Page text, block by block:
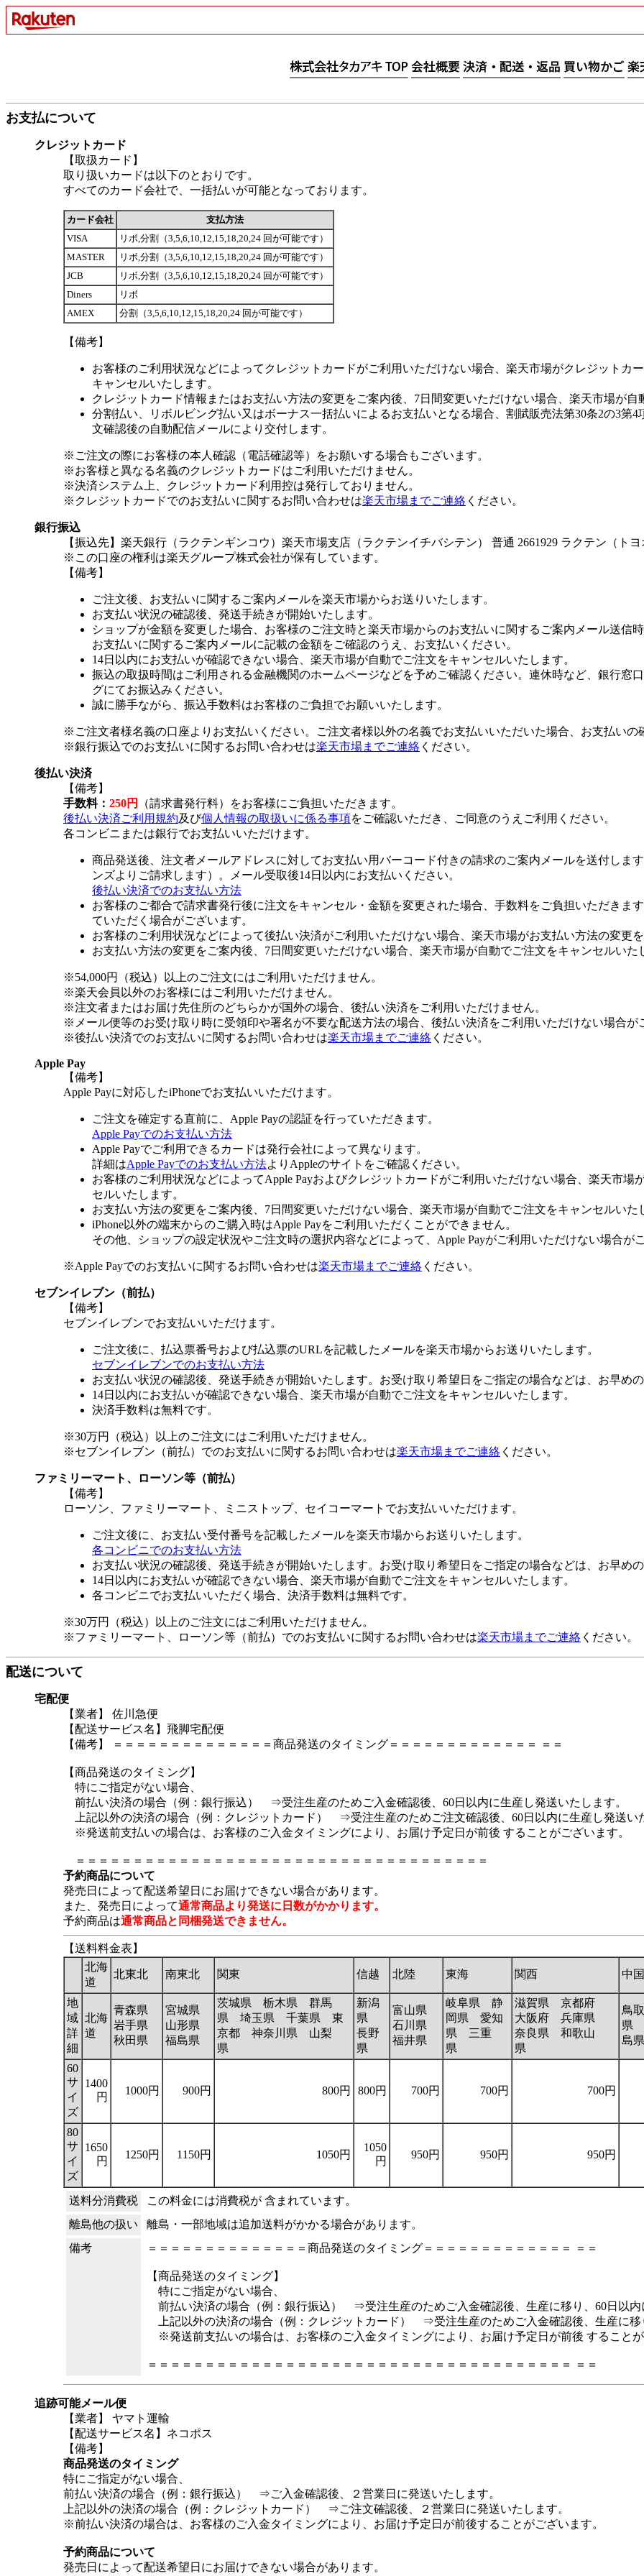
お支払について
クレジットカード
【取扱カード】
取り扱いカードは以下のとおりです。
すべてのカード会社で、一括払いが可能となっております。
カード会社
支払方法
VISA
リボ,分割（3,5,6,10,12,15,18,20,24 回が可能です）
MASTER
リボ,分割（3,5,6,10,12,15,18,20,24 回が可能です）
JCB
リボ,分割（3,5,6,10,12,15,18,20,24 回が可能です）
Diners
リボ
AMEX
分割（3,5,6,10,12,15,18,20,24 回が可能です）
【備考】
お客様のご利用状況などによってクレジットカードがご利用いただけない場合、楽天市場がクレジットカ
キャンセルいたします。
クレジットカード情報またはお支払い方法の変更をご案内後、7日間変更いただけない場合、楽天市場が自
分割払い、リボルビング払い又はボーナス一括払いによるお支払いとなる場合、割賦販売法第30条2の3第
文確認後の自動配信メールにより交付します。
※ご注文の際にお客様の本人確認（電話確認等）をお願いする場合もございます。
※お客様と異なる名義のクレジットカードはご利用いただけません。
※決済システム上、クレジットカード利用控は発行しておりません。
※クレジットカードでのお支払いに関するお問い合わせは楽天市場までご連絡 ください。
銀行振込
【振込先】楽天銀行（ラクテンギンコウ）楽天市場支店（ラクテンイチバシテン） 普通 2661929 ラクテン（ト
※この口座の権利は楽天グループ株式会社が保有しています。
【備考】
ご注文後、お支払いに関するご案内メールを楽天市場からお送りいたします。
お支払い状況の確認後、発送手続きが開始いたします。
ショップが金額を変更した場合、お客様のご注文時と楽天市場からのお支払いに関するご案内メール送信時
お支払いに関するご案内メールに記載の金額をご確認のうえ、お支払いください。
14日以内にお支払いが確認できない場合、楽天市場が自動でご注文をキャンセルいたします。
振込の取扱時間はご利用される金融機関のホームページなどを予めご確認ください。連休時など、銀行窓
グにてお振込みください。
誠に勝手ながら、振込手数料はお客様のご負担でお願いいたします。
※ご注文者様名義の口座よりお支払いください。ご注文者様以外の名義でお支払いいただいた場合、お支払いの
※銀行振込でのお支払いに関するお問い合わせは楽天市場までご連絡 ください。
後払い決済
【備考】
手数料： 250円
（請求書発行料）をお客様にご負担いただきます。
後払い決済ご利用規約及び個人情報の取扱いに係る事項をご確認いただき、ご同意のうえご利用ください。
各コンビニまたは銀行でお支払いいただけます。
商品発送後、注文者メールアドレスに対してお支払い用バーコード付きの請求のご案内メールを送付しま
ンズよりご請求します）。メール受取後14日以内にお支払いください。
後払い決済でのお支払い方法
お客様のご都合で請求書発行後に注文をキャンセル・金額を変更された場合、手数料をご負担いただきま
ていただく場合がございます。
お客様のご利用状況などによって後払い決済がご利用いただけない場合、楽天市場がお支払い方法の変更を
お支払い方法の変更をご案内後、7日間変更いただけない場合、楽天市場が自動でご注文をキャンセルいた
※54,000円（税込）以上のご注文にはご利用いただけません。
※楽天会員以外のお客様にはご利用いただけません。
※注文者またはお届け先住所のどちらかが国外の場合、後払い決済をご利用いただけません。
※メール便等のお受け取り時に受領印や署名が不要な配送方法の場合、後払い決済をご利用いただけない場合が
※後払い決済でのお支払いに関するお問い合わせは楽天市場までご連絡 ください。
Apple Pay
【備考】
Apple Payに対応したiPhoneでお支払いいただけます。
ご注文を確定する直前に、Apple Payの認証を行っていただきます。
Apple Payでのお支払い方法
Apple Payでご利用できるカードは発行会社によって異なります。
詳細はApple Payでのお支払い方法よりAppleのサイトをご確認ください。
お客様のご利用状況などによってApple Payおよびクレジットカードがご利用いただけない場合、楽天市
セルいたします。
お支払い方法の変更をご案内後、7日間変更いただけない場合、楽天市場が自動でご注文をキャンセルいた
iPhone以外の端末からのご購入時はApple Payをご利用いただくことができません。
その他、ショップの設定状況やご注文時の選択内容などによって、Apple Payがご利用いただけない場合が
※Apple Payでのお支払いに関するお問い合わせは楽天市場までご連絡 ください。
セブンイレブン（前払）
【備考】
セブンイレブンでお支払いいただけます。
ご注文後に、払込票番号および払込票のURLを記載したメールを楽天市場からお送りいたします。
セブンイレブンでのお支払い方法
お支払い状況の確認後、発送手続きが開始いたします。お受け取り希望日をご指定の場合などは、お早め
14日以内にお支払いが確認できない場合、楽天市場が自動でご注文をキャンセルいたします。
決済手数料は無料です。
※30万円（税込）以上のご注文にはご利用いただけません。
※セブンイレブン（前払）でのお支払いに関するお問い合わせは楽天市場までご連絡 ください。
ファミリーマート、ローソン等（前払）
【備考】
ローソン、ファミリーマート、ミニストップ、セイコーマートでお支払いいただけます。
ご注文後に、お支払い受付番号を記載したメールを楽天市場からお送りいたします。
各コンビニでのお支払い方法
お支払い状況の確認後、発送手続きが開始いたします。お受け取り希望日をご指定の場合などは、お早め
14日以内にお支払いが確認できない場合、楽天市場が自動でご注文をキャンセルいたします。
各コンビニでお支払いいただく場合、決済手数料は無料です。
※30万円（税込）以上のご注文にはご利用いただけません。
※ファミリーマート、ローソン等（前払）でのお支払いに関するお問い合わせは楽天市場までご連絡 ください。
配送について
宅配便
【業者】 佐川急便
【配送サービス名】飛脚宅配便
【備考】
＝＝＝＝＝＝＝＝＝＝＝＝＝＝商品発送のタイミング＝＝＝＝＝＝＝＝＝＝＝＝＝ ＝＝
【商品発送のタイミング】
特にご指定がない場合、
前払い決済の場合（例：銀行振込） ⇒受注生産のためご入金確認後、60日以内に生産し発送いたします。
上記以外の決済の場合（例：クレジットカード） ⇒受注生産のためご注文確認後、60日以内に生産し発送い
※発送前支払いの場合は、お客様のご入金タイミングにより、お届け予定日が前後 することがございます。
＝＝＝＝＝＝＝＝＝＝＝＝＝＝＝＝＝＝＝＝＝＝＝＝＝＝＝＝＝＝＝＝＝＝＝＝
予約商品について
発売日によって配送希望日にお届けできない場合があります。
また、発売日によって通常商品より発送に日数がかかります。
予約商品は通常商品と同梱発送できません。
【送料料金表】
北海
道
北東北 南東北 関東 信越 北陸 東海 関西 中国
地
域
詳
細
北海
道
青森県
岩手県
秋田県
宮城県
山形県
福島県
茨城県 栃木県 群馬
県 埼玉県 千葉県 東
京都 神奈川県 山梨
県
新潟
県
長野
県
富山県
石川県
福井県
岐阜県 静
岡県 愛知
県 三重
県
滋賀県 京都府
大阪府 兵庫県
奈良県 和歌山
県
鳥
県
島
60
サ
イ
ズ
1400
円
1000円 900円 800円 800円 700円 700円 700円
80
サ
イ
ズ
1650
円
1250円 1150円 1050円
1050
円
950円 950円 950円
送料分消費税
この料金には消費税が 含まれています。
離島他の扱い
離島・一部地域は追加送料がかかる場合があります。
備考
＝＝＝＝＝＝＝＝＝＝＝＝＝＝商品発送のタイミング＝＝＝＝＝＝＝＝＝＝＝＝＝ ＝＝
【商品発送のタイミング】
特にご指定がない場合、
前払い決済の場合（例：銀行振込） ⇒受注生産のためご入金確認後、生産に移り、60日以内
上記以外の決済の場合（例：クレジットカード） ⇒受注生産のためご入金確認後、生産に移
※発送前支払いの場合は、お客様のご入金タイミングにより、お届け予定日が前後 することが
＝＝＝＝＝＝＝＝＝＝＝＝＝＝＝＝＝＝＝＝＝＝＝＝＝＝＝＝＝＝＝＝＝＝＝＝＝ ＝＝
追跡可能メール便
【業者】 ヤマト運輸
【配送サービス名】ネコポス
【備考】
商品発送のタイミング
特にご指定がない場合、
前払い決済の場合（例：銀行振込） ⇒ご入金確認後、２営業日に発送いたします。
上記以外の決済の場合（例：クレジットカード） ⇒ご注文確認後、２営業日に発送いたします。
※前払い決済の場合は、お客様のご入金タイミングにより、お届け予定日が前後することがございます。
予約商品について
発売日によって配送希望日にお届けできない場合があります。